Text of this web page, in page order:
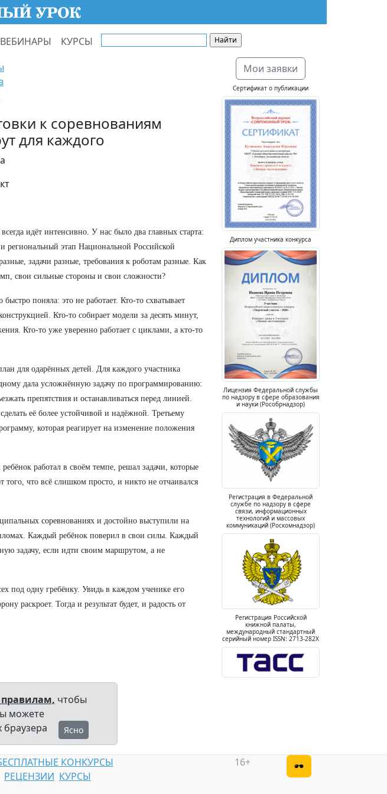
ВЕБИНАРЫ КУРСЫ
к соревнованиям
для каждого
идёт интенсивно. У нас было два главных старта:
региональный этап Национальной Российской
задачи разные, требования к роботам разные. Как
свои сильные стороны и свои сложности?
поняла: это не работает. Кто-то схватывает
Кто-то собирает модели за десять минут,
Кто-то уже уверенно работает с циклами, а кто-то
для одарённых детей. Для каждого участника
дала усложнённую задачу по программированию:
препятствия и останавливаться перед линией.
её более устойчивой и надёжной. Третьему
которая реагирует на изменение положения
работал в своём темпе, решал задачи, которые
того, что всё слишком просто, и никто не отчаивался
соревнованиях и достойно выступили на
Каждый ребёнок поверил в свои силы. Каждый
задачу, если идти своим маршрутом, а не
под одну гребёнку. Увидь в каждом ученике его
раскроет. Тогда и результат будет, и радость от
Мои заявки
Сертификат о публикации
Диплом участника конкурса
Лицензия Федеральной службы
по надзору в сфере образования
и науки (Рособрнадзор)
Регистрация в Федеральной
службе по надзору в сфере
связи, информационных
технологий и массовых
коммуникаций (Роскомнадзор)
Регистрация Российской
книжной палаты,
международный стандартный
серийный номер ISSN: 2713-282X
правилам, чтобы
можете
браузера
Ясно
КОНКУРСЫ
РЕЦЕНЗИИ КУРСЫ
16+